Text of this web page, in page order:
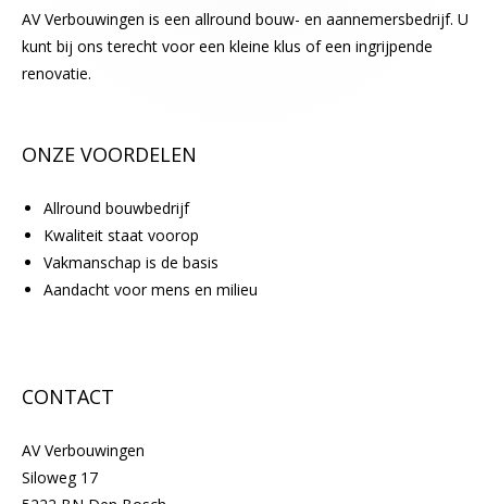
AV Verbouwingen is een allround bouw- en aannemersbedrijf. U
kunt bij ons terecht voor een kleine klus of een ingrijpende
renovatie.
ONZE VOORDELEN
Allround bouwbedrijf
Kwaliteit staat voorop
Vakmanschap is de basis
Aandacht voor mens en milieu
CONTACT
AV Verbouwingen
Siloweg 17